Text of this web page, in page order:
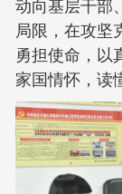
局限，在攻坚
勇担使命，以
家国情怀，读